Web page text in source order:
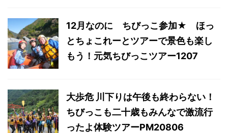
12月なのに ちびっこ参加★ ほっ
とちょこれーとツアーで景色も楽し
もう！元気ちびっこツアー1207
大歩危 川下りは午後も終わらない！
ちびっこも二十歳もみんなで激流行
ったよ体験ツアーPM20806